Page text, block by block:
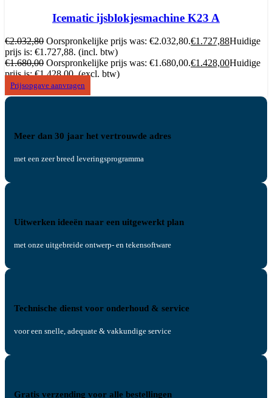
Icematic ijsblokjesmachine K23 A
€2.032,80 Oorspronkelijke prijs was: €2.032,80.€1.727,88Huidige
prijs is: €1.727,88. (incl. btw)
€1.680,00 Oorspronkelijke prijs was: €1.680,00.€1.428,00Huidige
prijs is: €1.428,00. (excl. btw)
Prijsopgave aanvragen
Meer dan 30 jaar het vertrouwde adres
met een zeer breed leveringsprogramma
Uitwerken ideeën naar een uitgewerkt plan
met onze uitgebreide ontwerp- en tekensoftware
Technische dienst voor onderhoud & service
voor een snelle, adequate & vakkundige service
Gratis verzending voor alle bestellingen